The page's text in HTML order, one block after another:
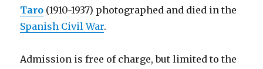
Taro (1910-1937) photographed and died in the
Spanish Civil War.
Admission is free of charge, but limited to the